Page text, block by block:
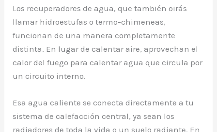
Los recuperadores de agua, que también oirás
llamar hidroestufas o termo-chimeneas,
funcionan de una manera completamente
distinta. En lugar de calentar aire, aprovechan el
calor del fuego para calentar agua que circula por
un circuito interno.
Esa agua caliente se conecta directamente a tu
sistema de calefacción central, ya sean los
radiadores de toda la vida o un suelo radiante. En